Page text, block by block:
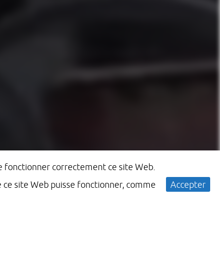
fonctionner correctement ce site Web.
site Web puisse fonctionner, comme
Accepter